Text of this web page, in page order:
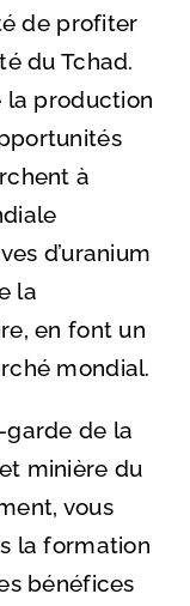
de profiter
du Tchad.
la production
à
d’uranium
la
en font un
mondial.
garde de la
minière du
vous
la formation
bénéfices